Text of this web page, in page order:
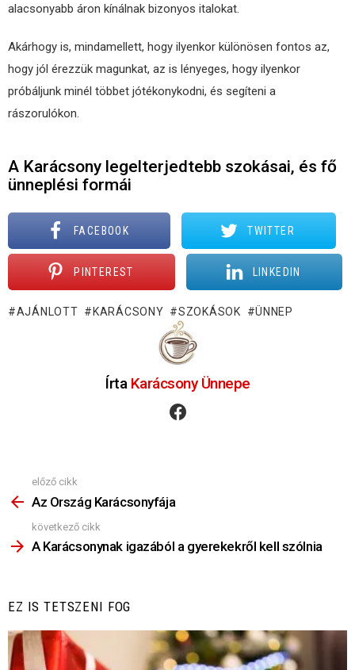
alacsonyabb áron kínálnak bizonyos italokat.
Akárhogy is, mindamellett, hogy ilyenkor különösen fontos az,
hogy jól érezzük magunkat, az is lényeges, hogy ilyenkor
próbáljunk minél többet jótékonykodni, és segíteni a
rászorulókon.
A Karácsony legelterjedtebb szokásai, és fő
ünneplési formái
FACEBOOK TWITTER
PINTEREST LINKEDIN
AJÁNLOTT KARÁCSONY SZOKÁSOK ÜNNEP
Írta Karácsony Ünnepe
Nézz
Többet
előző cikk
Az Ország Karácsonyfája
következő cikk
A Karácsonynak igazából a gyerekekről kell szólnia
EZ IS TETSZENI FOG